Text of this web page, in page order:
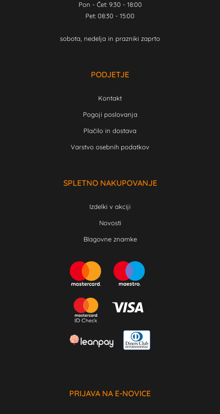
Pon - Čet: 9:30 - 18:00
Pet: 08:30 - 15:00
sobota, nedelja in prazniki zaprto
PODJETJE
Kontakt
Pogoji poslovanja
Plačilo in dostava
Varstvo osebnih podatkov
SPLETNO NAKUPOVANJE
Izdelki v akciji
Novosti
Blagovne znamke
PRIJAVA NA E-NOVICE